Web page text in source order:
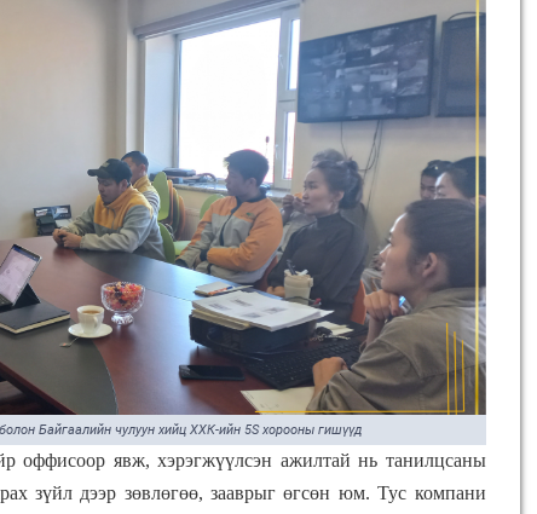
Байгаалийн чулуун хийц ХХК-ийн 5S хорооны гишүүд
оффисоор явж, хэрэгжүүлсэн ажилтай нь танилцсаны
зүйл дээр зөвлөгөө, зааврыг өгсөн юм. Тус компани